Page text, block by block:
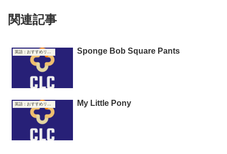
関連記事
英語：おすすめリンク集 Sponge Bob Square Pants
英語：おすすめリンク集 My Little Pony